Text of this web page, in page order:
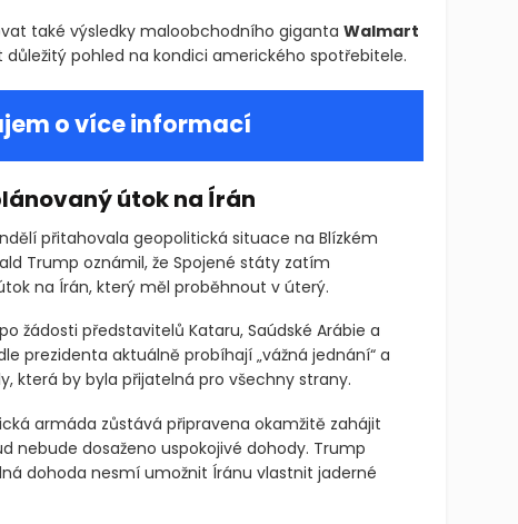
také výsledky maloobchodního giganta Walmart
pohled na kondici amerického spotřebitele.
o více informací
útok na Írán
přitahovala geopolitická situace na Blízkém
Trump oznámil, že Spojené státy zatím
na Írán, který měl proběhnout v úterý.
žádosti představitelů Kataru, Saúdské Arábie a
prezidenta aktuálně probíhají „vážná jednání“ a
která by byla přijatelná pro všechny strany.
armáda zůstává připravena okamžitě zahájit
nebude dosaženo uspokojivé dohody. Trump
dohoda nesmí umožnit Íránu vlastnit jaderné